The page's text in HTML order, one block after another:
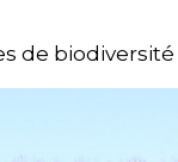
de biodiversité